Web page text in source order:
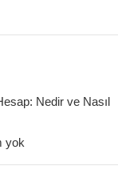
Nedir ve Nasıl
yok